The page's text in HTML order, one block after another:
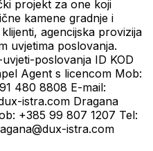
projekt za one koji
kamene gradnje i
agencijska provizija
uvjetima poslovanja.
poslovanja ID KOD
Agent s licencom Mob:
480 8808 E-mail:
istra.com Dragana
+385 99 807 1207 Tel:
istra.com